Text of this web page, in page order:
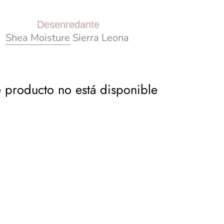
Desenredante
Shea Moisture Sierra Leona
producto no está disponible